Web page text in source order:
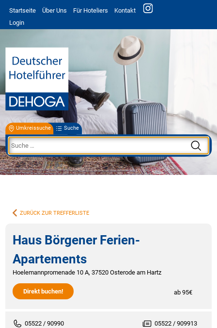
Startseite Über Uns Für Hoteliers
Kontakt
Login
Umkreissuche Suche
ZURÜCK ZUR TREFFERLISTE
Haus Börgener Ferien-
Apartements
Hoelemannpromenade 10 A, 37520 Osterode am Hartz
Direkt buchen! ab 95€
05522 / 90990
05522 / 909913